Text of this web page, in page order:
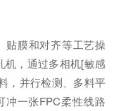
贴膜和对齐等工艺操
机，通过多相机[敏感
，并行检测、多料平
冲一张FPC柔性线路